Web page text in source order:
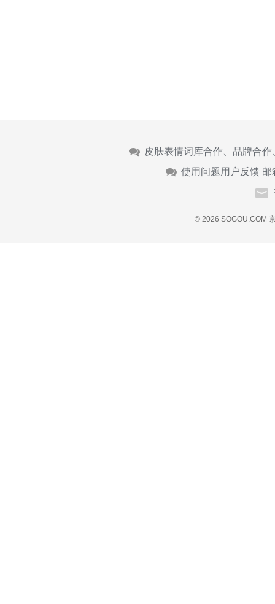
皮肤表情词库合作、品牌合
使用问题用户反馈 邮
© 2026 SOGOU.COM